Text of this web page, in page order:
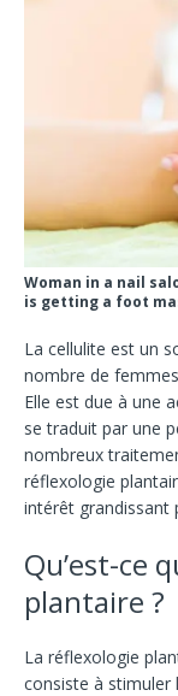
Woman in a nail
is getting a foot
La cellulite est un
nombre de
Elle est due à une
se traduit par une
nombreux
réflexologie
intérêt grandissant
Qu’est-ce
plantaire ?
La réflexologie
consiste à stimuler